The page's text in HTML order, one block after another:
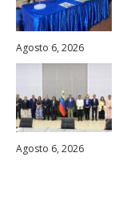
Agosto 6, 2026
Agosto 6, 2026